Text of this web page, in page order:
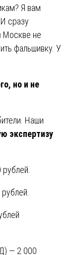
Я вам
сразу
Москве не
фальшивку. У
но и не
Наши
экспертизу
— 2 000